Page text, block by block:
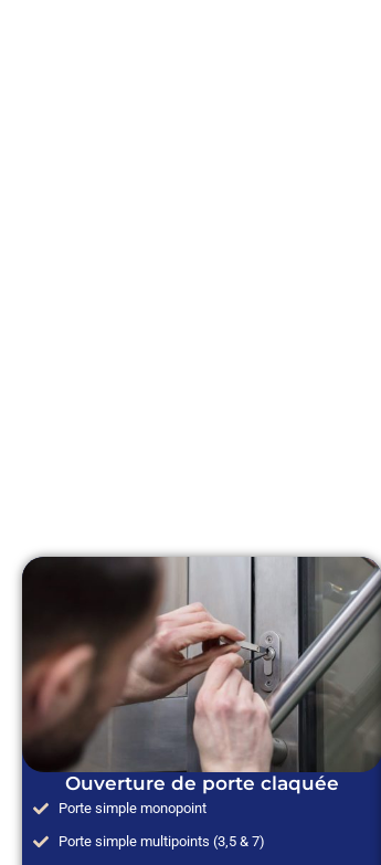
Ouverture de porte claquée
Porte simple monopoint
Porte simple multipoints (3,5 & 7)